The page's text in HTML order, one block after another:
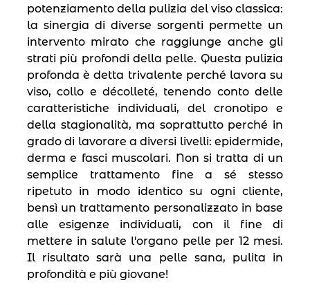
potenziamento della pulizia del viso classica:
la sinergia di diverse sorgenti permette un
intervento mirato che raggiunge anche gli
strati più profondi della pelle. Questa pulizia
profonda è detta trivalente perché lavora su
viso, collo e décolleté, tenendo conto delle
caratteristiche individuali, del cronotipo e
della stagionalità, ma soprattutto perché in
grado di lavorare a diversi livelli: epidermide,
derma e fasci muscolari. Non si tratta di un
semplice trattamento fine a sé stesso
ripetuto in modo identico su ogni cliente,
bensì un trattamento personalizzato in base
alle esigenze individuali, con il fine di
mettere in salute l′organo pelle per 12 mesi.
Il risultato sarà una pelle sana, pulita in
profondità e più giovane!